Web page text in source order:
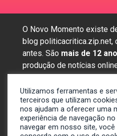
O Novo Momento existe
blog politicacritica.zip.net,
antes. São mais de 12
produção de notícias
assuntos mais
Sobre nós
Anunciar
Utilizamos ferramentas e
terceiros que utilizam
nos ajudam a oferecer uma
experiência de navegação
navegar em nosso site, você